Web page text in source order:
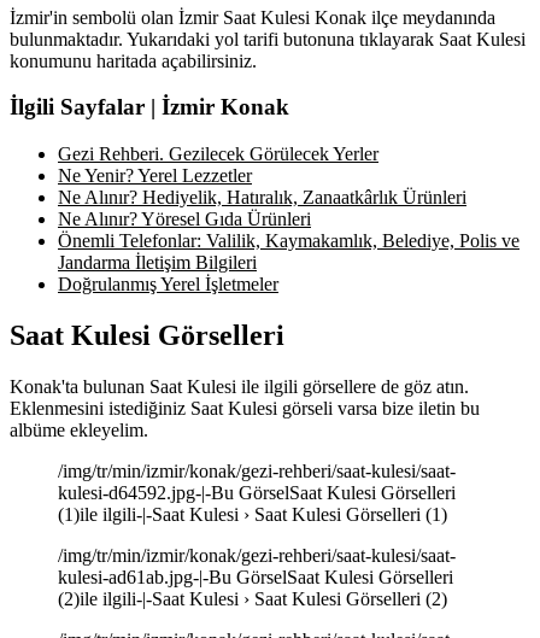
İzmir'in sembolü olan İzmir Saat Kulesi Konak ilçe meydanında
bulunmaktadır. Yukarıdaki yol tarifi butonuna tıklayarak Saat Kulesi
konumunu haritada açabilirsiniz.
İlgili Sayfalar | İzmir Konak
Gezi Rehberi. Gezilecek Görülecek Yerler
Ne Yenir? Yerel Lezzetler
Ne Alınır? Hediyelik, Hatıralık, Zanaatkârlık Ürünleri
Ne Alınır? Yöresel Gıda Ürünleri
Önemli Telefonlar: Valilik, Kaymakamlık, Belediye, Polis ve
Jandarma İletişim Bilgileri
Doğrulanmış Yerel İşletmeler
Saat Kulesi Görselleri
Konak'ta bulunan Saat Kulesi ile ilgili görsellere de göz atın.
Eklenmesini istediğiniz Saat Kulesi görseli varsa bize iletin bu
albüme ekleyelim.
/img/tr/min/izmir/konak/gezi-rehberi/saat-kulesi/saat-
kulesi-d64592.jpg-|-Bu GörselSaat Kulesi Görselleri
(1)ile ilgili-|-Saat Kulesi › Saat Kulesi Görselleri (1)
/img/tr/min/izmir/konak/gezi-rehberi/saat-kulesi/saat-
kulesi-ad61ab.jpg-|-Bu GörselSaat Kulesi Görselleri
(2)ile ilgili-|-Saat Kulesi › Saat Kulesi Görselleri (2)